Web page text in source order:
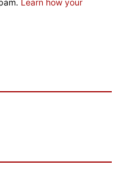
Learn how your